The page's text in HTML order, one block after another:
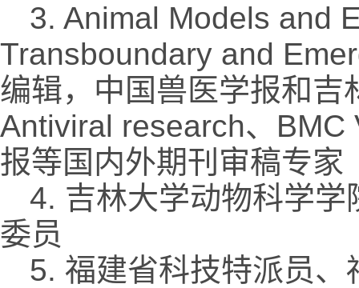
3. Animal Models and
Transboundary and
编辑，中国兽医学报和吉
Antiviral research、BMC
报等国内外期刊审稿专家
4. 吉林大学动物科学
委员
5. 福建省科技特派员